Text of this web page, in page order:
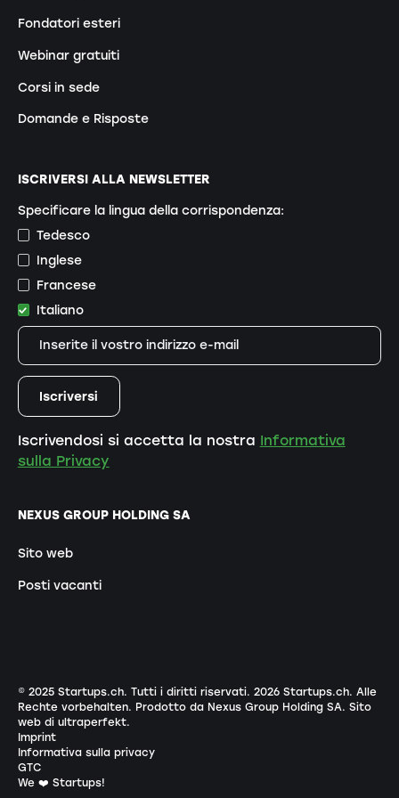
Fondatori esteri
Webinar gratuiti
Corsi in sede
Domande e Risposte
NEXUS GROUP HOLDING SA
Sito web
Posti vacanti
ISCRIVERSI ALLA NEWSLETTER
Specificare la lingua della corrispondenza:
Tedesco
Inglese
Francese
Italiano
Iscrivendosi si accetta la nostra Informativa
sulla Privacy
© 2025 Startups.ch. Tutti i diritti riservati. 2026Startups.ch. Alle
Rechte vorbehalten. Prodotto da Nexus Group Holding SA. Sito
web di ultraperfekt.
Imprint
Informativa sulla privacy
GTC
We ❤️ Startups!